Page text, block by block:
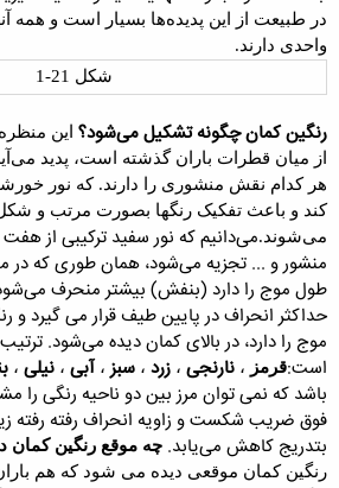
در طبیعت از این پدیده‌ها بسیار است و همه
واحدی دارند.
شکل 21-1
رنگین کمان چگونه تشکیل می‌شود؟ این منظره
از میان قطرات باران گذشته است، پدید
هر کدام نقش منشوری را دارند. که نور
کند و باعث تفکیک رنگها بصورت مرتب و
می‌شوند.می‌دانیم که نور سفید ترکیبی از
منشور و ... تجزیه می‌شود، همان طوری که در
طول موج را دارد (بنفش) بیشتر منحرف
حداکثر انحراف در پایین طیف قرار می گیرد و
موج را دارد، در بالای کمان دیده می‌شود.
است:قرمز ، نارنجی ، زرد ، سبز ،آبی ، نیلی ،
باشد که نمی توان مرز بین دو ناحیه رنگی
فوق ضریب شکست و زاویه انحراف رفته رفته
بتدریج کاهش می‌یابد. چه موقع رنگین کمان
رنگین کمان موقعی دیده می شود که هم